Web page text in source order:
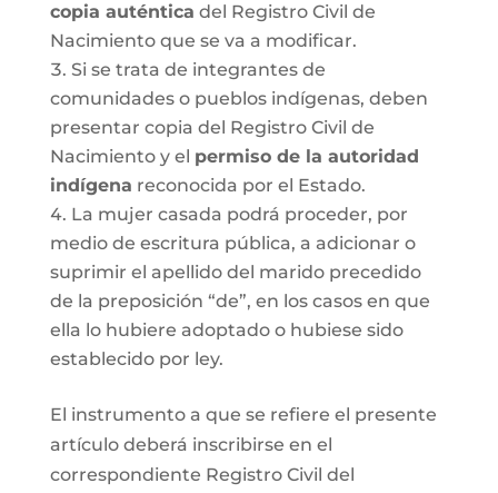
copia auténtica del Registro Civil de
Nacimiento que se va a modificar.
Si se trata de integrantes de
comunidades o pueblos indígenas, deben
presentar copia del Registro Civil de
Nacimiento y el permiso de la autoridad
indígena reconocida por el Estado.
La mujer casada podrá proceder, por
medio de escritura pública, a adicionar o
suprimir el apellido del marido precedido
de la preposición “de”, en los casos en que
ella lo hubiere adoptado o hubiese sido
establecido por ley.
El instrumento a que se refiere el presente
artículo deberá inscribirse en el
correspondiente Registro Civil del